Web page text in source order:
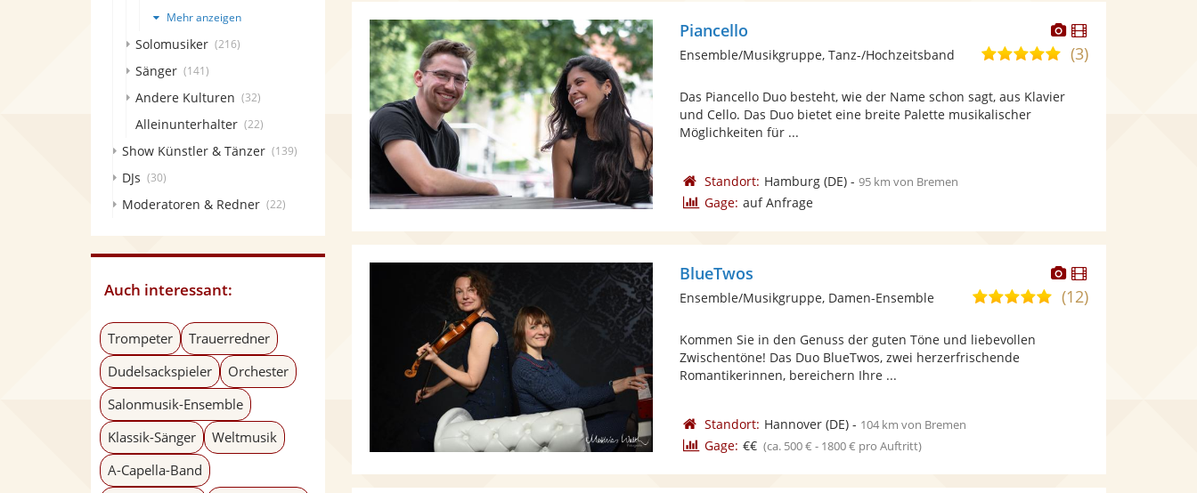
Dieser
Künstler
stellt
Dieser
Künstler
Piancello
5,0
5
(3)
Ensemble/Musikgruppe, Tanz-/Hochzeitsband
Das Piancello Duo besteht, wie der Name schon sagt, aus Klavier
und Cello. Das Duo bietet eine breite Palette musikalischer
Möglichkeiten für ...
Standort: Hamburg(DE)- 95 km von Bremen
Gage: auf Anfrage
Dieser
Künstler
stellt
Dieser
Künstler
BlueTwos
4,8(12)
Ensemble/Musikgruppe, Damen-Ensemble
Kommen Sie in den Genuss der guten Töne und liebevollen
Zwischentöne! Das Duo BlueTwos, zwei herzerfrischende
Romantikerinnen, bereichern Ihre ...
Standort: Hannover(DE)- 104 km von Bremen
Gage: €€ (ca. 500 € - 1800 € pro Auftritt)
Mehr anzeigen
Solomusiker (216)
Sänger (141)
Andere Kulturen (32)
Alleinunterhalter (22)
Show Künstler & Tänzer (139)
DJs (30)
Moderatoren & Redner (22)
Auch interessant:
Trompeter
Trauerredner
Dudelsackspieler
Orchester
Salonmusik-Ensemble
Klassik-Sänger
Weltmusik
A-Capella-Band